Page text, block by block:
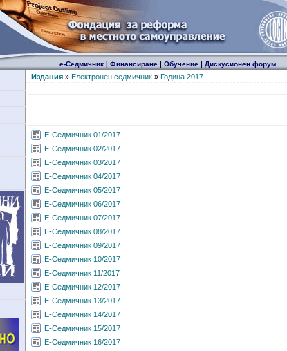
е-Седмичник| Финансиране| Обучение| Дискусионен форум
Издания» Електронен седмичник» Година 2017
Е-Седмичник 01/2017
Е-Седмичник 02/2017
Е-Седмичник 03/2017
Е-Седмичник 04/2017
Е-Седмичник 05/2017
Е-Седмичник 06/2017
Е-Седмичник 07/2017
Е-Седмичник 08/2017
Е-Седмичник 09/2017
Е-Седмичник 10/2017
Е-Седмичник 11/2017
Е-Седмичник 12/2017
Е-Седмичник 13/2017
Е-Седмичник 14/2017
Е-Седмичник 15/2017
Е-Седмичник 16/2017